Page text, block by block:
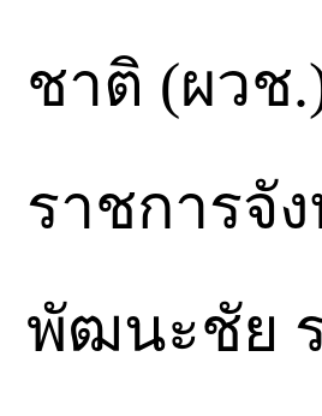
ชาติ (ผวช
ราชการจั
พัฒนะชัย